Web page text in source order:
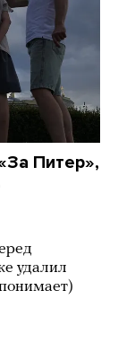
Питер»,
удалил